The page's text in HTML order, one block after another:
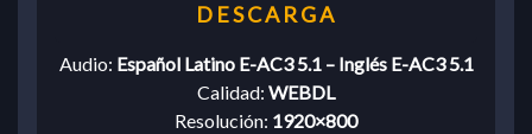
Audio: Español Latino E-AC3 5.1 – Inglés E-AC3 5.1
Calidad: WEBDL
Resolución: 1920×800